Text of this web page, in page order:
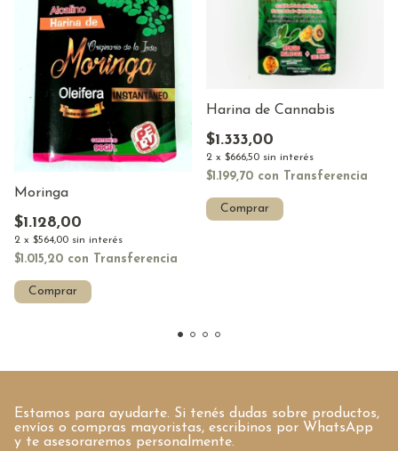
Moringa
$1.128,00
2 x $564,00 sin interés
$1.015,20 con Transferencia
Comprar
Harina de Cannabis
$1.333,00
2 x $666,50 sin interés
$1.199,70 con Transferencia
Comprar
Estamos para ayudarte. Si tenés dudas sobre productos,
envíos o compras mayoristas, escribinos por WhatsApp
y te asesoraremos personalmente.